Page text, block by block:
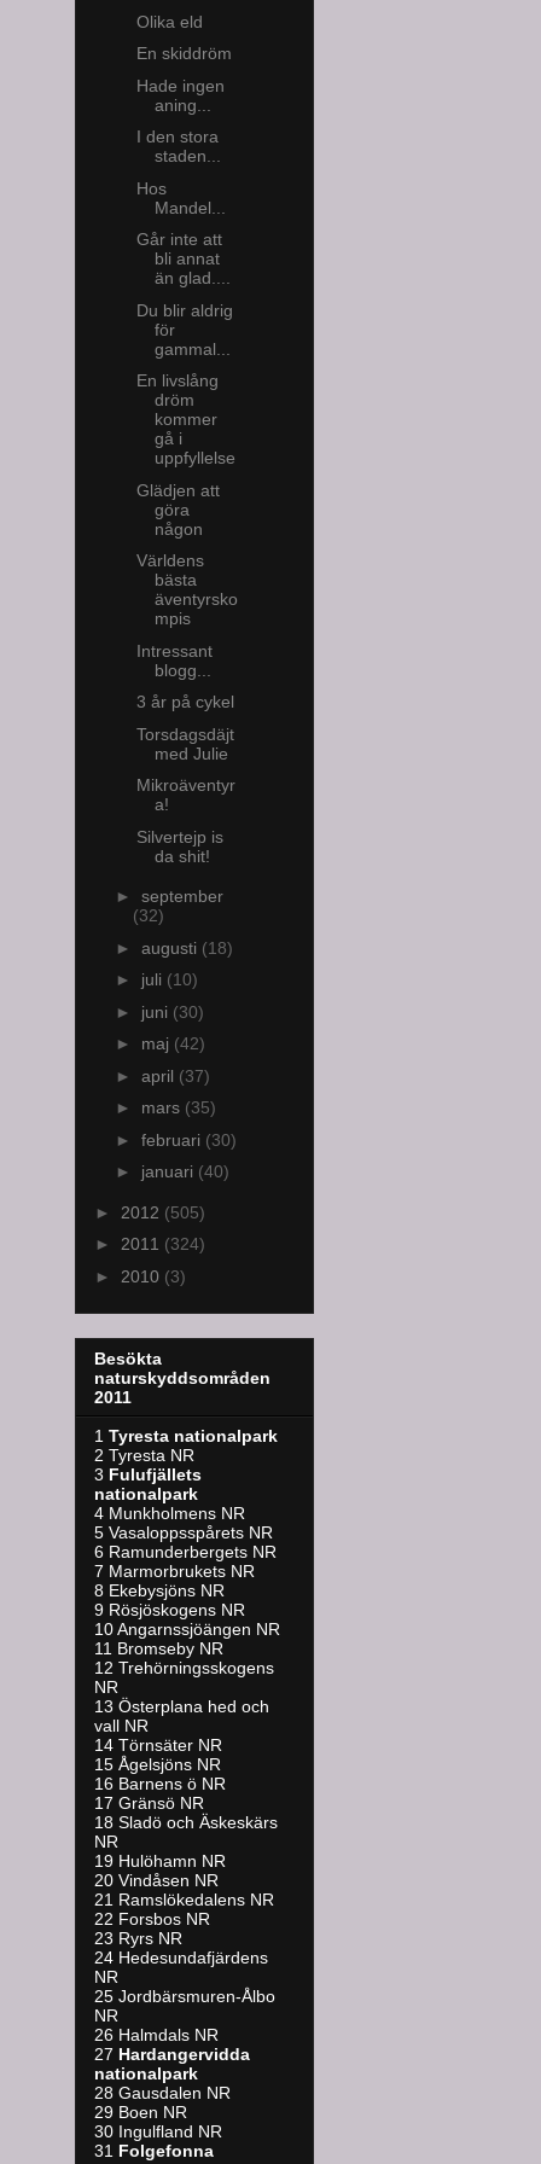
Olika eld
En skiddröm
Hade ingen
aning...
I den stora
staden...
Hos
Mandel...
Går inte att
bli annat
än glad....
Du blir aldrig
för
gammal...
En livslång
dröm
kommer
gå i
uppfyllelse
Glädjen att
göra
någon
Världens
bästa
äventyrsko
mpis
Intressant
blogg...
3 år på cykel
Torsdagsdäjt
med Julie
Mikroäventyr
a!
Silvertejp is
da shit!
► september
(32)
► augusti (18)
► juli (10)
► juni (30)
► maj (42)
► april (37)
► mars (35)
► februari (30)
► januari (40)
► 2012 (505)
► 2011 (324)
► 2010 (3)
Besökta
naturskyddsområden
2011
1 Tyresta nationalpark
2 Tyresta NR
3 Fulufjällets
nationalpark
4 Munkholmens NR
5 Vasaloppsspårets NR
6 Ramunderbergets NR
7 Marmorbrukets NR
8 Ekebysjöns NR
9 Rösjöskogens NR
10 Angarnssjöängen NR
11 Bromseby NR
12 Trehörningsskogens
NR
13 Österplana hed och
vall NR
14 Törnsäter NR
15 Ågelsjöns NR
16 Barnens ö NR
17 Gränsö NR
18 Sladö och Äskeskärs
NR
19 Hulöhamn NR
20 Vindåsen NR
21 Ramslökedalens NR
22 Forsbos NR
23 Ryrs NR
24 Hedesundafjärdens
NR
25 Jordbärsmuren-Ålbo
NR
26 Halmdals NR
27 Hardangervidda
nationalpark
28 Gausdalen NR
29 Boen NR
30 Ingulfland NR
31 Folgefonna